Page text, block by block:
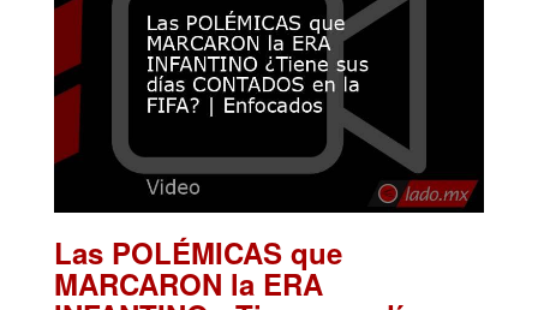
Las POLÉMICAS que
MARCARON la ERA